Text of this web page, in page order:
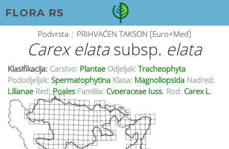
FLORA RS
Podvrsta | PRIHVAĆEN TAKSON [Euro+Med]
Carex elatasubsp. elata
Klasifikacija: Carstvo: Plantae Odjeljak: Tracheophyta
Pododjeljak: Spermatophytina Klasa: Magnoliopsida Nadred:
Lilianae Red: Poales Familija: Cyperaceae Juss. Rod: Carex L.